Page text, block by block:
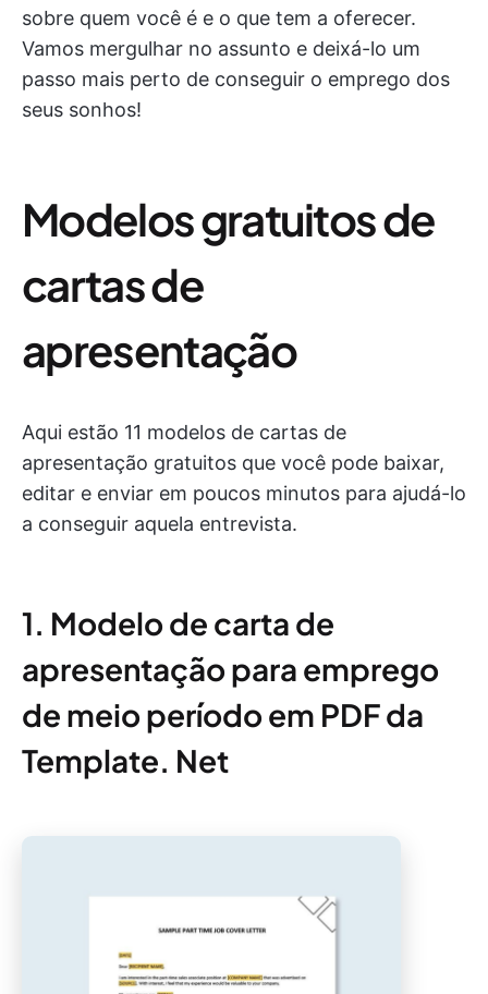
sobre quem você é e o que tem a oferecer.
Vamos mergulhar no assunto e deixá-lo um
passo mais perto de conseguir o emprego dos
seus sonhos!
Modelos gratuitos de
cartas de
apresentação
Aqui estão 11 modelos de cartas de
apresentação gratuitos que você pode baixar,
editar e enviar em poucos minutos para ajudá-lo
a conseguir aquela entrevista.
1. Modelo de carta de
apresentação para emprego
de meio período em PDF da
Template. Net